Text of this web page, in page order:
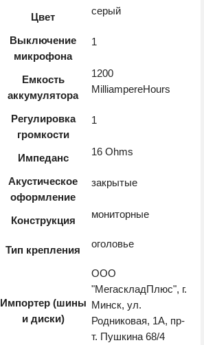
Цвет
серый
Выключение
микрофона
1
Емкость
аккумулятора
1200
MilliampereHours
Регулировка
громкости
1
Импеданс
16 Ohms
Акустическое
оформление
закрытые
Конструкция
мониторные
Тип крепления
оголовье
Импортер (шины
и диски)
ООО
"МегаскладПлюс", г.
Минск, ул.
Родниковая, 1А, пр-
т. Пушкина 68/4